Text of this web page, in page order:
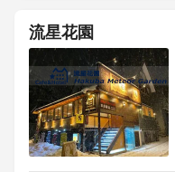
流星花園